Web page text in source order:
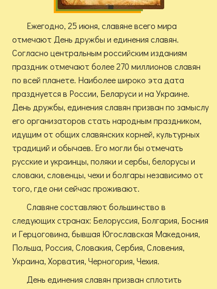
Ежегодно, 25 июня, славяне всего мира
отмечают День дружбы и единения славян.
Согласно центральным российским изданиям
праздник отмечают более 270 миллионов славян
по всей планете. Наиболее широко эта дата
празднуется в России, Беларуси и на Украине.
День дружбы, единения славян призван по замыслу
его организаторов стать народным праздником,
идущим от общих славянских корней, культурных
традиций и обычаев. Его могли бы отмечать
русские и украинцы, поляки и сербы, белорусы и
словаки, словенцы, чехи и болгары независимо от
того, где они сейчас проживают.
Славяне составляют большинство в
следующих странах: Белоруссия, Болгария, Босния
и Герцоговина, бывшая Югославская Македония,
Польша, Россия, Словакия, Сербия, Словения,
Украина, Хорватия, Черногория, Чехия.
День единения славян призван сплотить